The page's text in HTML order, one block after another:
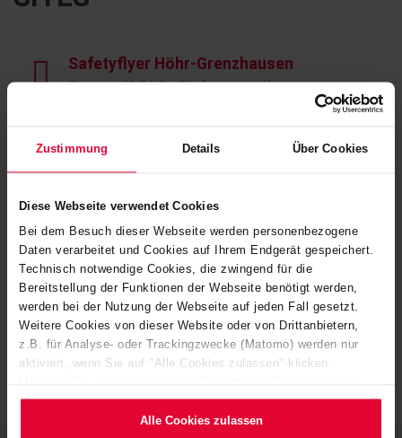
Zustimmung Details Über Cookies
Diese Webseite verwendet Cookies
Bei dem Besuch dieser Webseite werden personenbezogene
Daten verarbeitet und Cookies auf Ihrem Endgerät gespeichert.
Technisch notwendige Cookies, die zwingend für die
Bereitstellung der Funktionen der Webseite benötigt werden,
werden bei der Nutzung der Webseite auf jeden Fall gesetzt.
Weitere Cookies von dieser Website oder von Drittanbietern,
z.B. für Analyse- oder Trackingzwecke (Matomo) werden nur
aktiviert, wenn Sie auf "Alle Cookies zulassen" klicken.
Cookies verwenden". Mehr dazu (einschließlich der Möglichkeit,
die Einwilligungserklärung zu ändern oder zu widerrufen)
Alle Cookies zulassen
Safetyflyer Höhr-Grenzhausen
Filesize: 687 KB | Fileformat: pdf
Safetyflyer Siershahn
Safetyflyer Mogendorf
Filesize: 715 KB | Fileformat: pdf